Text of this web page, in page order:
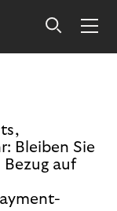
Bleiben Sie
auf